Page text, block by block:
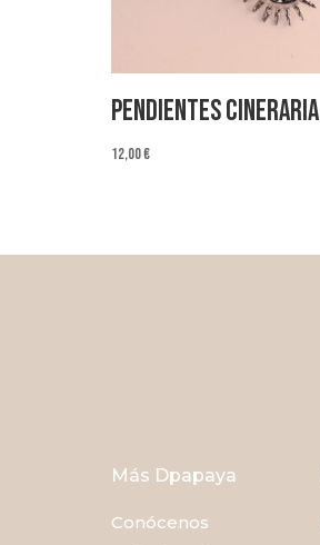
Pendientes Cineraria
12,00€
Más Dpapaya
Conócenos